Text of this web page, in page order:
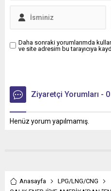
Daha sonraki yorumlarımda
ve site adresim bu tarayıcıya
Ziyaretçi Yorumları -
Henüz yorum yapılmamış.
Anasayfa
LPG/LNG/CNG